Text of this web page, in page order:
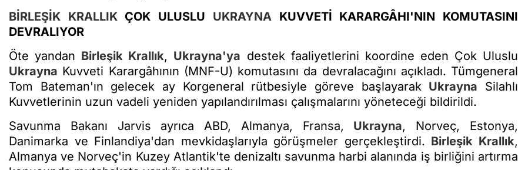
BİRLEŞİK KRALLIKÇOK ULUSLU UKRAYNA KUVVETİ KARARGÂHI'NIN KOMUTASINI
DEVRALIYOR
Öte yandan Birleşik Krallık, Ukrayna'ya destek faaliyetlerini koordine eden Çok Uluslu
Ukrayna Kuvveti Karargâhının (MNF-U) komutasını da devralacağını açıkladı. Tümgeneral
Tom Bateman'ın gelecek ay Korgeneral rütbesiyle göreve başlayarak Ukrayna Silahlı
Kuvvetlerinin uzun vadeli yeniden yapılandırılması çalışmalarını yöneteceği bildirildi.
Savunma Bakanı Jarvis ayrıca ABD, Almanya, Fransa, Ukrayna, Norveç, Estonya,
Danimarka ve Finlandiya'dan mevkidaşlarıyla görüşmeler gerçekleştirdi. Birleşik Krallık,
Almanya ve Norveç'in Kuzey Atlantik'te denizaltı savunma harbi alanında iş birliğini artırma